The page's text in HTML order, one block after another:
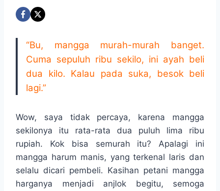
“Bu, mangga murah-murah banget.
Cuma sepuluh ribu sekilo, ini ayah beli
dua kilo. Kalau pada suka, besok beli
lagi.”
Wow, saya tidak percaya, karena mangga
sekilonya itu rata-rata dua puluh lima ribu
rupiah. Kok bisa semurah itu? Apalagi ini
mangga harum manis, yang terkenal laris dan
selalu dicari pembeli. Kasihan petani mangga
harganya menjadi anjlok begitu, semoga